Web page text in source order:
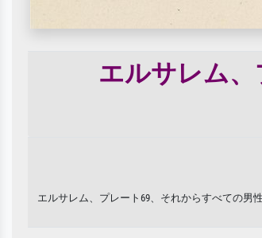
エルサレム
エルサレム、プレート69、それからすべての男